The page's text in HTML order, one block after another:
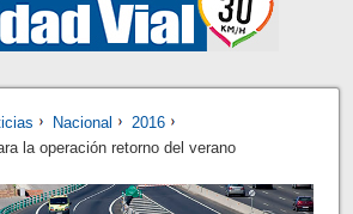
Nacional
2016
la operación retorno del verano